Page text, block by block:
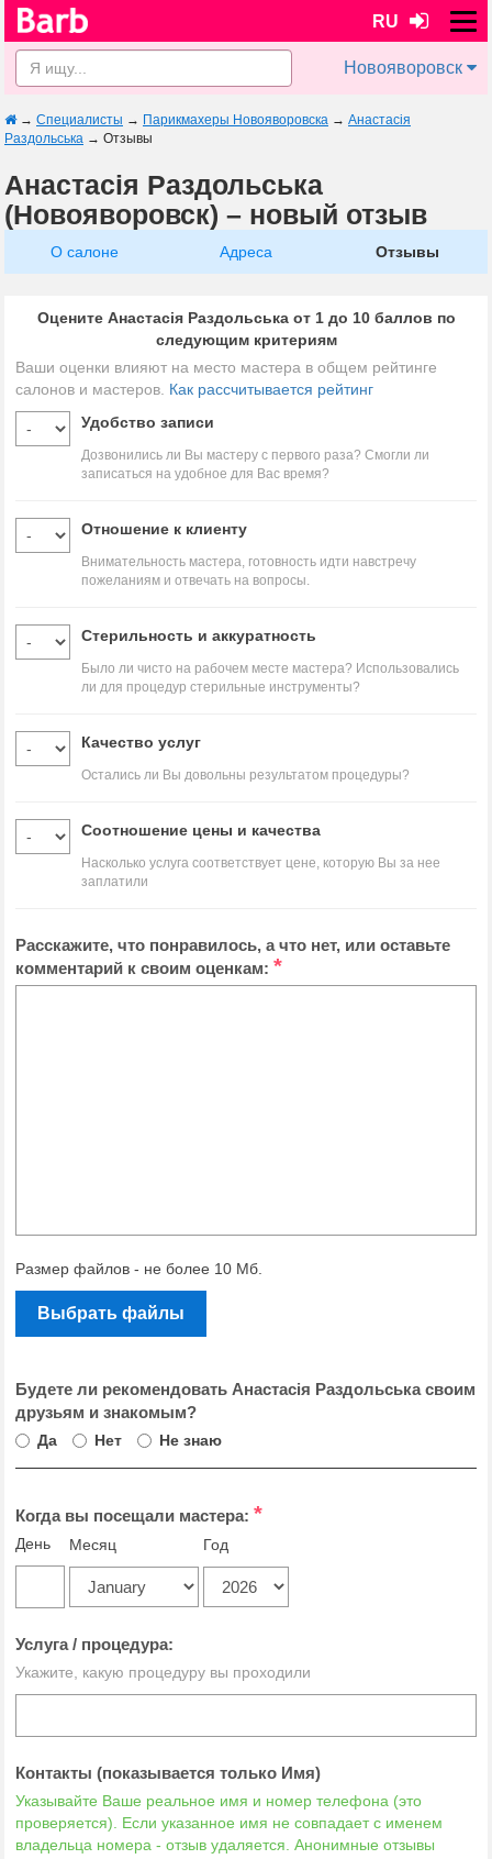
RU
Новояворовск
→ Специалисты → Парикмахеры Новояворовска → Анастасія
Раздольська → Отзывы
Анастасія Раздольська
(Новояворовск) – новый отзыв
О салоне Адреса Отзывы
Оцените Анастасія Раздольська от 1 до 10 баллов по
следующим критериям
Ваши оценки влияют на место мастера в общем рейтинге
салонов и мастеров. Как рассчитывается рейтинг
Удобство записи
Дозвонились ли Вы мастеру с первого раза? Смогли ли
записаться на удобное для Вас время?
Отношение к клиенту
Внимательность мастера, готовность идти навстречу
пожеланиям и отвечать на вопросы.
Стерильность и аккуратность
Было ли чисто на рабочем месте мастера? Использовались
ли для процедур стерильные инструменты?
Качество услуг
Остались ли Вы довольны результатом процедуры?
Соотношение цены и качества
Насколько услуга соответствует цене, которую Вы за нее
заплатили
Расскажите, что понравилось, а что нет, или оставьте
комментарий к своим оценкам: *
Размер файлов - не более 10 Мб.
Выбрать файлы
Будете ли рекомендовать Анастасія Раздольська своим
друзьям и знакомым?
Да Нет Не знаю
Когда вы посещали мастера: *
День Месяц Год
Услуга / процедура:
Укажите, какую процедуру вы проходили
Контакты (показывается только Имя)
Указывайте Ваше реальное имя и номер телефона (это
проверяется). Если указанное имя не совпадает с именем
владельца номера - отзыв удаляется. Анонимные отзывы